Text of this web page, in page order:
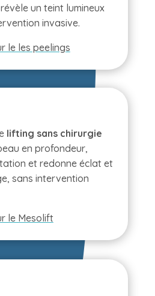
un teint lumineux
invasive.
le les peelings
lifting sans chirurgie
en profondeur,
et redonne éclat et
sans intervention
le Mesolift